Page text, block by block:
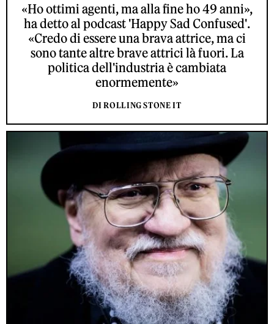
«Ho ottimi agenti, ma alla fine ho 49 anni»,
ha detto al podcast 'Happy Sad Confused'.
«Credo di essere una brava attrice, ma ci
sono tante altre brave attrici là fuori. La
politica dell'industria è cambiata
enormemente»
DI ROLLING STONE IT